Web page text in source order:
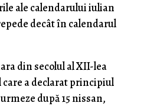
ale calendarului iulian
decât în calendarul
din secolul al XII-lea
a declarat principiul
după 15 nissan,